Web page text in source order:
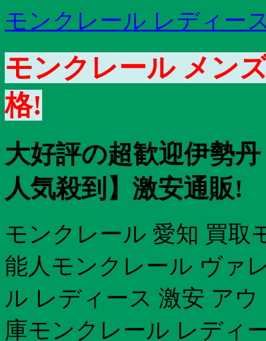
モンクレール レディー
モンクレール メン
格!
大好評の超歓迎伊勢
人気殺到】激安通販!
モンクレール 愛知 買取
能人モンクレール ヴァ
ル レディース 激安 ア
庫モンクレール レディ